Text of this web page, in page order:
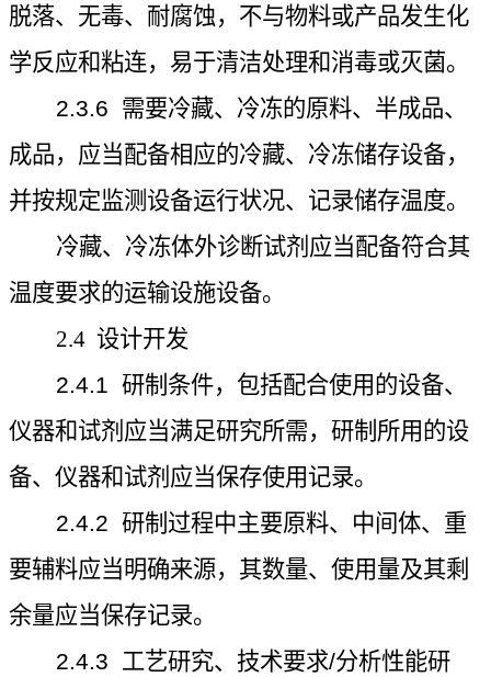
脱落、无毒、耐腐蚀，不与物料或产品发生化
学反应和粘连，易于清洁处理和消毒或灭菌。
2.3.6 需要冷藏、冷冻的原料、半成品、
成品，应当配备相应的冷藏、冷冻储存设备，
并按规定监测设备运行状况、记录储存温度。
冷藏、冷冻体外诊断试剂应当配备符合其
温度要求的运输设施设备。
2.4 设计开发
2.4.1 研制条件，包括配合使用的设备、
仪器和试剂应当满足研究所需，研制所用的设
备、仪器和试剂应当保存使用记录。
2.4.2 研制过程中主要原料、中间体、重
要辅料应当明确来源，其数量、使用量及其剩
余量应当保存记录。
2.4.3 工艺研究、技术要求/分析性能研